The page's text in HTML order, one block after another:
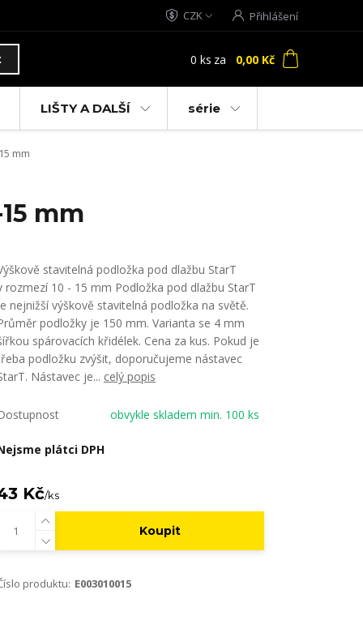
CZK Přihlášení
0 ks za 0,00 Kč
LIŠTY A DALŠÍ série
mm
mm
stavitelná podložka pod dlažbu StarT
rozmezí 10 - 15 mm Podložka pod dlažbu StarT
nejnižší výškově stavitelná podložka na světě.
podložky je 150 mm. Varianta se 4 mm
spárovacích křidélek. Cena za kus. Pokud je
podložku zvýšit, doporučujeme nástavec
Nástavec je... celý popis
obvykle skladem min. 100 ks
plátci DPH
Kč/ks
Koupit
produktu: E003010015